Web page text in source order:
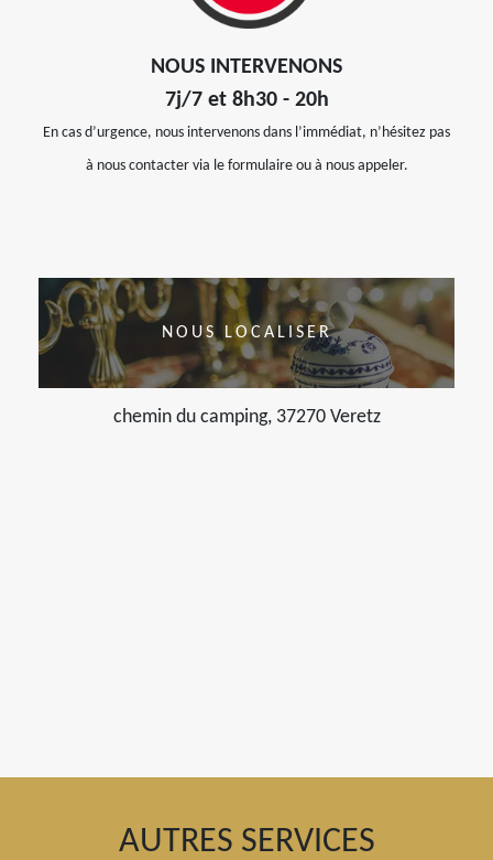
NOUS INTERVENONS
7j/7 et 8h30 - 20h
En cas d’urgence, nous intervenons dans l’immédiat, n’hésitez pas
à nous contacter via le formulaire ou à nous appeler.
NOUS LOCALISER
chemin du camping, 37270 Veretz
AUTRES SERVICES